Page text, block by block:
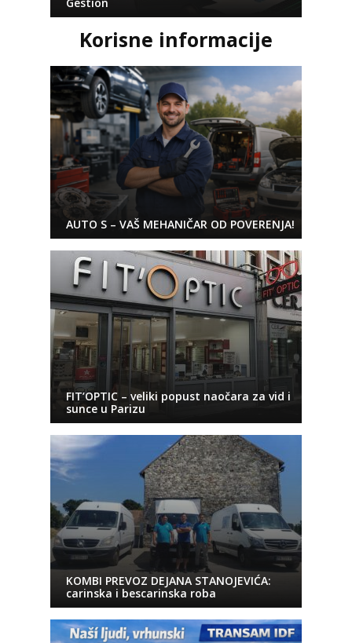
Korisne informacije
AUTO S – VAŠ MEHANIČAR OD POVERENJA!
FIT’OPTIC – veliki popust naočara za vid i
sunce u Parizu
KOMBI PREVOZ DEJANA STANOJEVIĆA:
carinska i bescarinska roba